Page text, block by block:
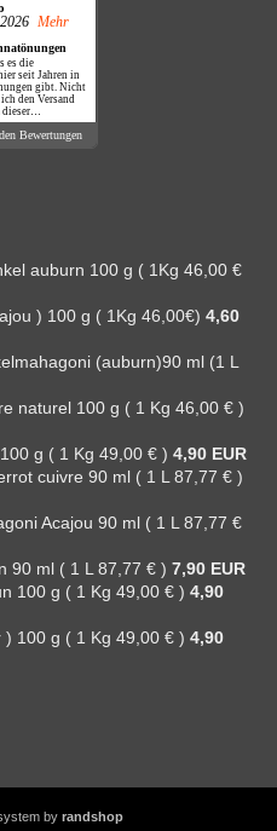
Mehr
es die
seit Jahren in
gibt. Nicht
den Versand
dieser
klingelt,
einfach vor die
Bewertungen
auburn 100 g ( 1Kg 46,00 €
) 100 g ( 1Kg 46,00€)4,60
(auburn)90 ml (1 L
naturel 100 g ( 1 Kg 46,00 € )
g ( 1 Kg 49,00 € )4,90 EUR
cuivre 90 ml ( 1 L 87,77 € )
Acajou 90 ml ( 1 L 87,77 €
90 ml ( 1 L 87,77 € )7,90 EUR
100 g ( 1 Kg 49,00 € )4,90
) 100 g ( 1 Kg 49,00 € )4,90
byrandshop